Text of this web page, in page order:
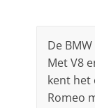
De
Met V8
kent het
Romeo